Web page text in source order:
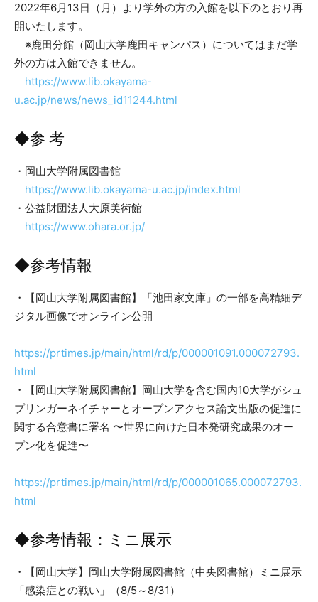
2022年6月13日（月）より学外の方の入館を以下のとおり再
開いたします。
※鹿田分館（岡山大学鹿田キャンパス）についてはまだ学
外の方は入館できません。
https://www.lib.okayama-
u.ac.jp/news/news_id11244.html
◆参 考
・岡山大学附属図書館
https://www.lib.okayama-u.ac.jp/index.html
・公益財団法人大原美術館
https://www.ohara.or.jp/
◆参考情報
・【岡山大学附属図書館】「池田家文庫」の一部を高精細デ
ジタル画像でオンライン公開
https://prtimes.jp/main/html/rd/p/000001091.000072793.
html
・【岡山大学附属図書館】岡山大学を含む国内10大学がシュ
プリンガーネイチャーとオープンアクセス論文出版の促進に
関する合意書に署名 〜世界に向けた日本発研究成果のオー
プン化を促進〜
https://prtimes.jp/main/html/rd/p/000001065.000072793.
html
◆参考情報：ミニ展示
・【岡山大学】岡山大学附属図書館（中央図書館）ミニ展示
「感染症との戦い」（8/5～8/31）